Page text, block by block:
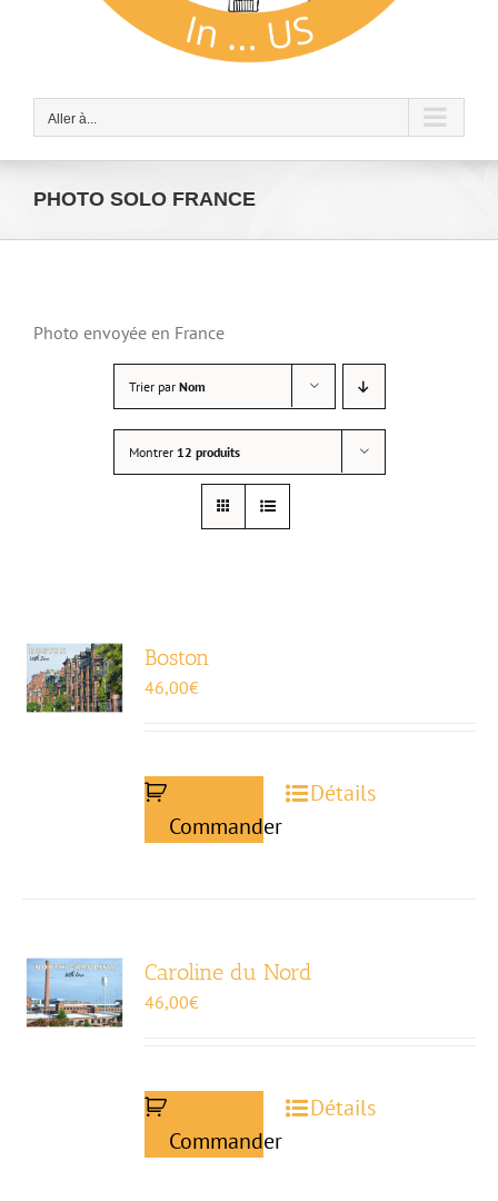
Aller à...
PHOTO SOLO FRANCE
Photo envoyée en France
Trier par Nom
Montrer 12 produits
Boston
46,00€
Commander
Détails
Caroline du Nord
46,00€
Commander
Détails